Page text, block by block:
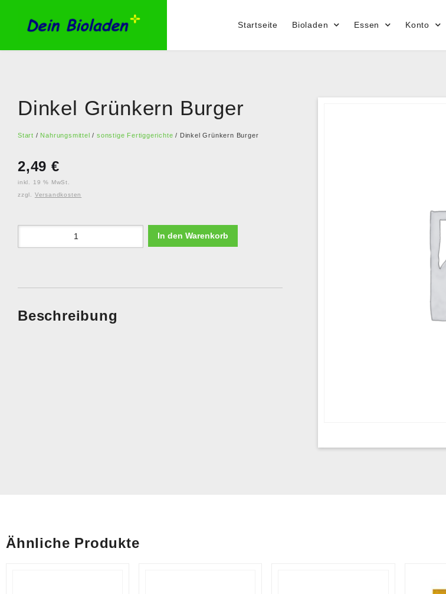
Startseite Bioladen Essen Konto
Dinkel Grünkern Burger
Start / Nahrungsmittel /sonstige Fertiggerichte / Dinkel Grünkern Burger
2,49 €
inkl. 19 % MwSt.
zzgl. Versandkosten
In den Warenkorb
Beschreibung
Ähnliche Produkte